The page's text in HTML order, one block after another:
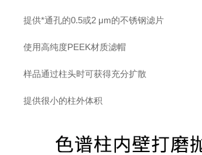
提供*通孔的0.5或2 μm的不锈钢滤片
使用高纯度PEEK材质滤帽
样品通过柱头时可获得充分扩散
提供很小的柱外体积